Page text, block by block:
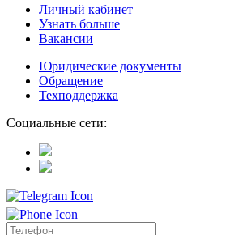
Личный кабинет
Узнать больше
Вакансии
Юридические документы
Обращение
Техподдержка
Социальные сети: